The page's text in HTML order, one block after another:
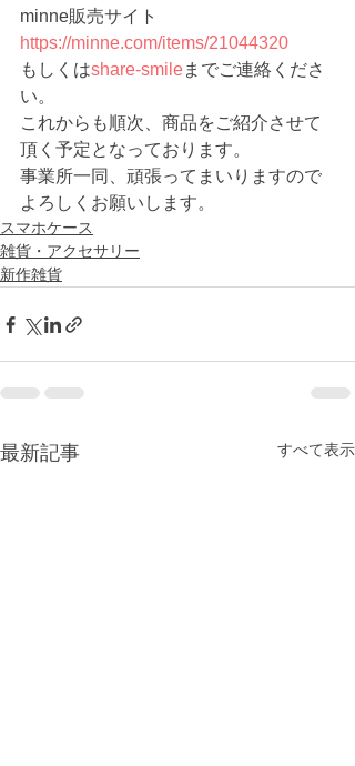
minne販売サイト
https://minne.com/items/21044320
もしくはshare-smileまでご連絡くださ
い。
これからも順次、商品をご紹介させて
頂く予定となっております。
事業所一同、頑張ってまいりますので
よろしくお願いします。
スマホケース
雑貨・アクセサリー
新作雑貨
最新記事 すべて表示